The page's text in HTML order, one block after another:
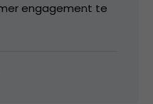
engagement te